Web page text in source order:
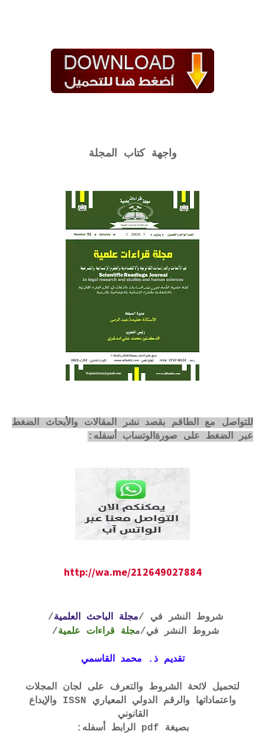
واجهة كتاب المجلة
للتواصل مع الطاقم بقصد نشر المقالات والأبحاث الضغط
عبر الضغط على صورةالوتساب أسفله:
http://wa.me/212649027884
شروط النشر في /مجلة الباحث العلمية/
شروط النشر في/مجلة قراءات علمية/
تقديم ذ. محمد القاسمي
لتحميل لائحة الشروط والتعرف على لجان المجلات
واعتماداتها والرقم الدولي المعياري ISSN والإيداع
القانوني
بصيغة pdf الرابط أسفله: